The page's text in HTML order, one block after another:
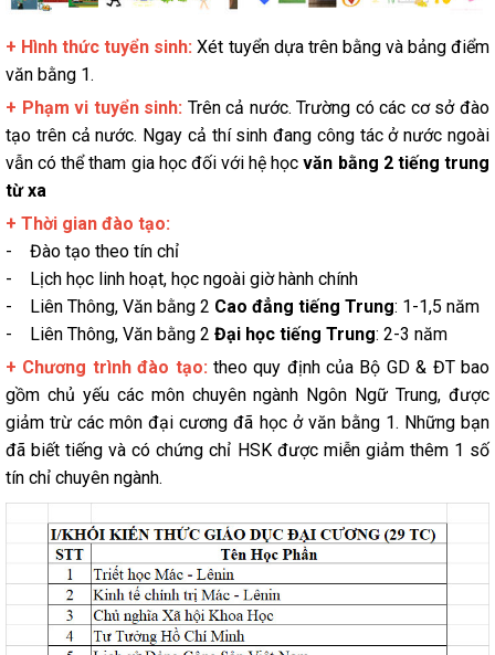
+ Hình thức tuyển sinh: Xét tuyển dựa trên bằng và bảng điểm
văn bằng 1.
+ Phạm vi tuyển sinh: Trên cả nước. Trường có các cơ sở đào
tạo trên cả nước. Ngay cả thí sinh đang công tác ở nước ngoài
vẫn có thể tham gia học đối với hệ họcvăn bằng 2 tiếng trung
từ xa
+ Thời gian đào tạo:
- Đào tạo theo tín chỉ
- Lịch học linh hoạt, học ngoài giờ hành chính
- Liên Thông, Văn bằng 2 Cao đẳng tiếng Trung: 1-1,5 năm
- Liên Thông, Văn bằng 2 Đại học tiếng Trung: 2-3 năm
+ Chương trình đào tạo: theo quy định của Bộ GD & ĐT bao
gồm chủ yếu các môn chuyên ngành Ngôn Ngữ Trung, được
giảm trừ các môn đại cương đã học ở văn bằng 1. Những bạn
đã biết tiếng và có chứng chỉ HSK được miễn giảm thêm 1 số
tín chỉ chuyên ngành.